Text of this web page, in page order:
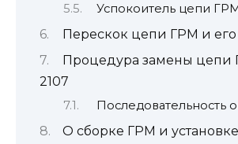
Успокоитель цепи
Перескок цепи ГРМ и
Процедура замены цепи
2107
Последовательность
О сборке ГРМ и